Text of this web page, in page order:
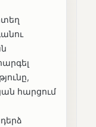
հարցում